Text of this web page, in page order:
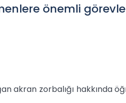
önemli
akran zorbalığı hakkında